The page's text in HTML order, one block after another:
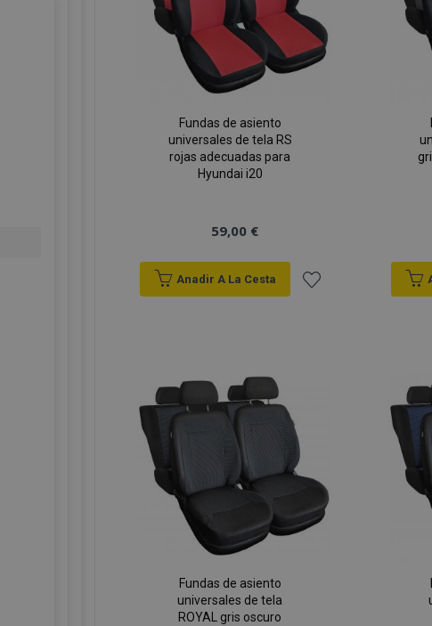
Fundas de asiento
universales de tela RS
rojas adecuadas para
Hyundai i20
59,00 €
Anadir A La Cesta
Deseos
Fundas de asiento
universales de tela
ROYAL gris oscuro